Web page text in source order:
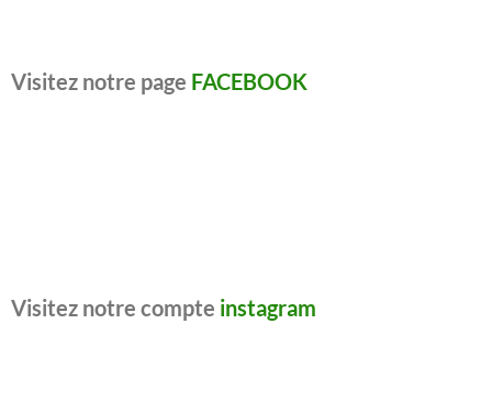
Visitez notre page FACEBOOK
Visitez notre compte instagram